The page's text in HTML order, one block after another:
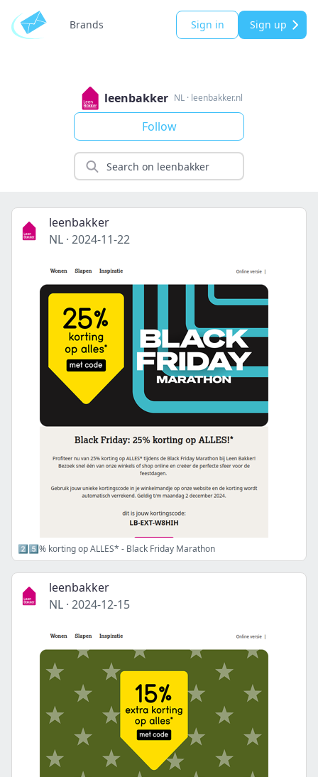
Brands Sign in Sign up
leenbakker NL· leenbakker.nl
Follow
leenbakker
NL · 2024-11-22
2️⃣5️⃣% korting op ALLES* - Black Friday Marathon
leenbakker
NL · 2024-12-15